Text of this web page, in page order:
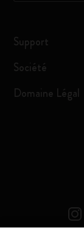
Support
Société
Domaine Légal